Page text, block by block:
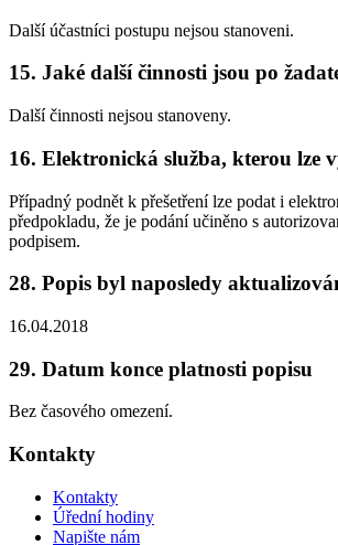
Další účastníci postupu nejsou stanoveni.
15. Jaké další činnosti jsou po
Další činnosti nejsou stanoveny.
16. Elektronická služba, kterou lze
Případný podnět k přešetření lze podat i
předpokladu, že je podání učiněno s
podpisem.
28. Popis byl naposledy
16.04.2018
29. Datum konce platnosti popisu
Bez časového omezení.
Kontakty
Kontakty
Úřední hodiny
Napište nám